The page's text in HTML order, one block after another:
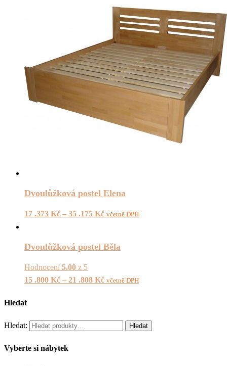
Dvoulůžková postel Elena
17 .373 Kč – 35 .175 Kč včetně DPH
Dvoulůžková postel Běla
Hodnocení 5.00 z 5
15 .800 Kč – 21 .808 Kč včetně DPH
Hledat
Hledat: Hledat
Vyberte si nábytek